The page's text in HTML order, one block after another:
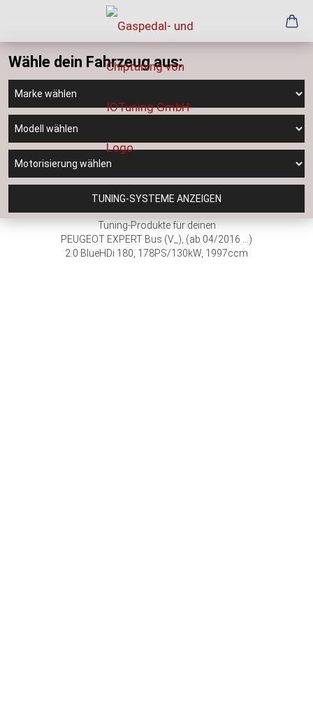
Wähle dein Fahrzeug aus:
TUNING-SYSTEME ANZEIGEN
Tuning-Produkte für deinen
PEUGEOT EXPERT Bus (V_), (ab 04/2016 ...)
2.0 BlueHDi 180, 178PS/130kW, 1997ccm